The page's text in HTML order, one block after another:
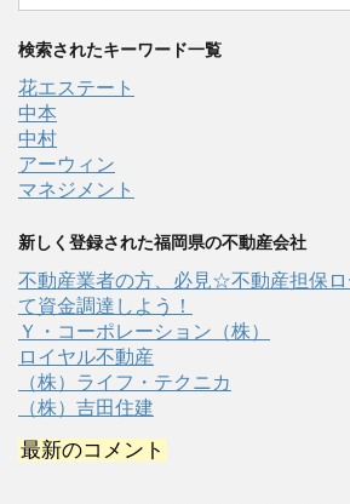
検索されたキーワード一覧
花エステート
中本
中村
アーウィン
マネジメント
新しく登録された福岡県の不動産会社
不動産業者の方、必見☆不動産担保
て資金調達しよう！
Ｙ・コーポレーション（株）
ロイヤル不動産
（株）ライフ・テクニカ
（株）吉田住建
最新のコメント